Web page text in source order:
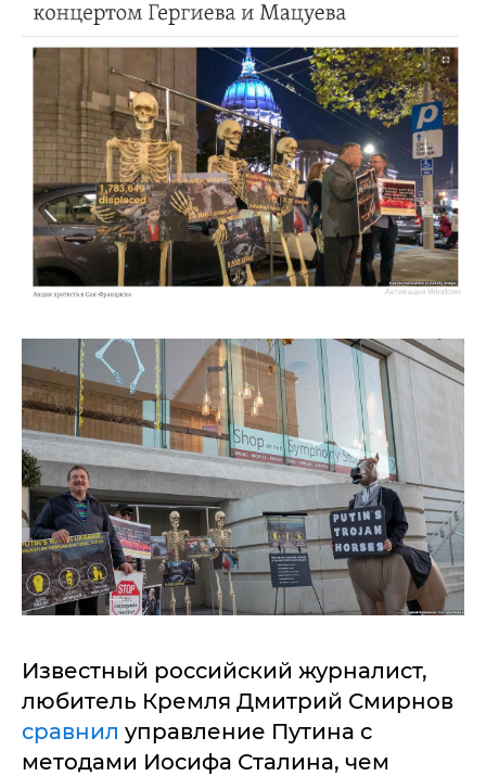
Известный российский журналист,
любитель Кремля Дмитрий Смирнов
сравнил управление Путина с
методами Иосифа Сталина, чем